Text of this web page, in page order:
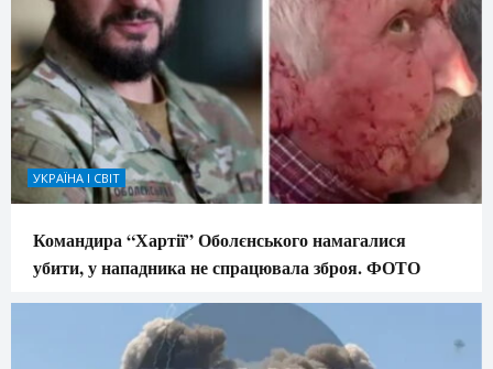
УКРАЇНА І СВІТ
Командира “Хартії” Оболєнського намагалися
убити, у нападника не спрацювала зброя. ФОТО